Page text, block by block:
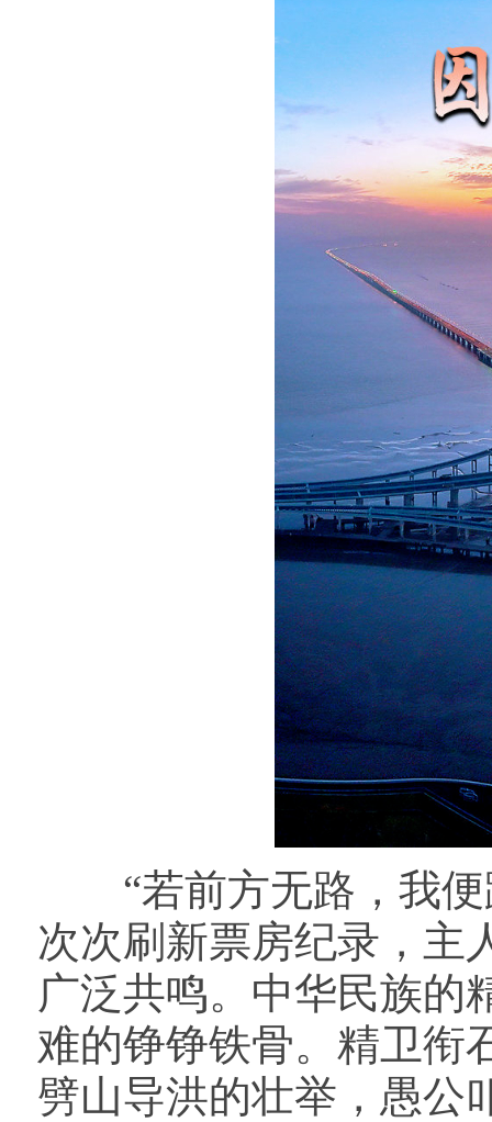
“若前方无路，我便
次次刷新票房纪录，主
广泛共鸣。中华民族的
难的铮铮铁骨。精卫衔
劈山导洪的壮举，愚